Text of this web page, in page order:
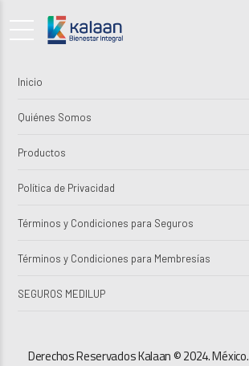
Inicio
Quiénes Somos
Productos
Política de Privacidad
Términos y Condiciones para Seguros
Términos y Condiciones para Membresías
SEGUROS MEDILUP
Derechos Reservados Kalaan © 2024. México.